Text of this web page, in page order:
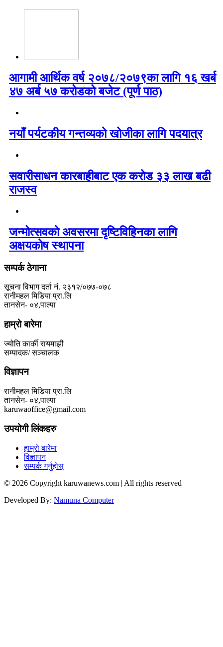
आगामी आर्थिक वर्ष २०७८/२०७९का लागि १६ खर्ब
४७ अर्ब ५७ करोडको बजेट (पूर्ण पाठ)
नयाँ पर्यटकीय गन्तव्यको खोजीका लागि पदयात्र
सवारीसाधन कारबाहीबाट एक करोड ३३ लाख बढी
राजस्व
जन्मोत्सवको अवसरमा दृष्टिविहिनका लागि
अक्षयकोष स्थापना
सम्पर्क ठेगाना
सूचना विभाग दर्ता नं. २३१२/०७७-०७८
रानीमहल मिडिया प्रा.लि
तानसेन- ०४,पाल्पा
हाम्रो बारेमा
ज्योति कार्की रायमाझी
सम्पादक/ सञ्चालक
विज्ञापन
रानीमहल मिडिया प्रा.लि
तानसेन- ०४,पाल्पा
karuwaoffice@gmail.com
उपयोगी लिंकहरु
हाम्रो बारेमा
विज्ञापन
सम्पर्क गर्नुहोस्
© 2026 Copyright karuwanews.com | All rights reserved
Developed By: Namuna Computer